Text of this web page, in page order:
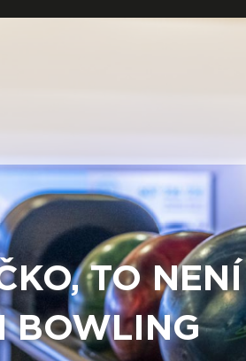
TO NENÍ
BOWLING